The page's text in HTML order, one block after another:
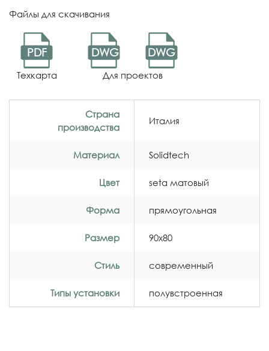
Файлы для скачивания
PDF
Техкарта
DWG DWG
Для проектов
Страна
производства
Италия
Материал Solidtech
Цвет seta матовый
Форма прямоугольная
Размер 90x80
Стиль современный
Типы установки полувстроенная